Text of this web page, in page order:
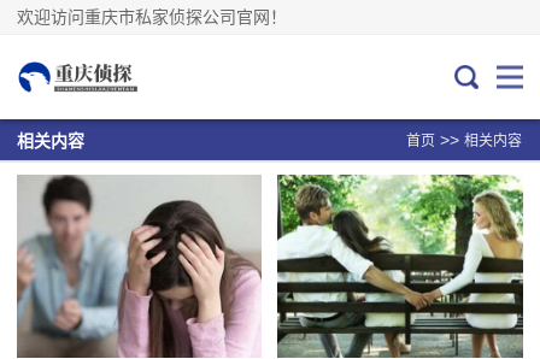
欢迎访问重庆市私家侦探公司官网！
首页 >> 相关内容
相关内容